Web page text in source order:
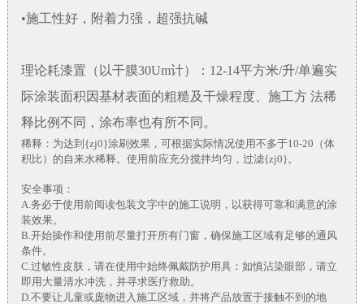
•施工性好，附着力强，超强抗碱
理论耗漆置（以干膜30Um计）：12-14平方米/升/单遍实
际涂装面积因基材表面的粗糙及干燥程度、施工方 法稀
释比例不同，涂布率也有所不同。
稀释：为达到{zj0}涂刷效果，可根据实际情况使用不多于10-20（体
积比）的自来水稀释。使用前应充分搅拌均匀，过滤{zj0}。
安全事项：
A.务必于使用前阅读包装文字中的施工说明，以获得可靠和满意的涂
装效果。
B.开始操作和使用前尽量打开所有门窗，确保施工区域有足够的通风
条件。
C.过敏性皮肤，请在使用中始终佩戴防护用具：如慎沾染眼部，请立
即用大量清水冲洗，并寻求医疗救助。
D.不要让儿童或庞物进入施工区域，并将产品放置于接触不到的地